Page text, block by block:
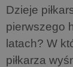
Dzieje
pierwszego
latach? W
piłkarza